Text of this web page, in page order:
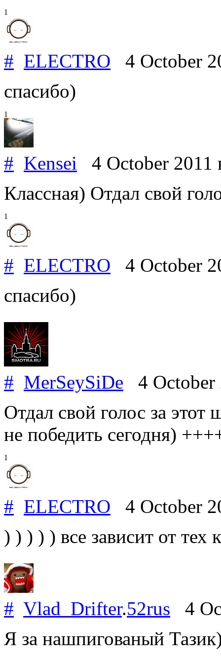
1
# ELECTRO 4 October
спасибо)
1
# Kensei 4 October 2011
Классная) Отдал свой
1
# ELECTRO 4 October
спасибо)
# MerSeySiDe 4
Отдал свой голос за
не победить сегодня)
1
# ELECTRO 4 October
) ) ) ) ) все зависит от тех
# Vlad_Drifter.52rus 4
Я за нашпигованый